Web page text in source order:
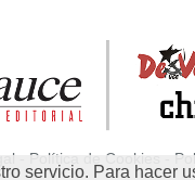
- Política de Cookies -
servicio. Para hacer